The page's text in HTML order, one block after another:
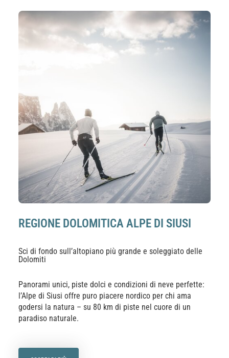
REGIONE DOLOMITICA ALPE DI SIUSI
Sci di fondo sull’altopiano più grande e soleggiato delle
Dolomiti
Panorami unici, piste dolci e condizioni di neve perfette:
l’Alpe di Siusi offre puro piacere nordico per chi ama
godersi la natura – su 80 km di piste nel cuore di un
paradiso naturale.